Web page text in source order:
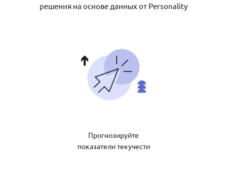
решения на основе данных от Personality
Прогнозируйте
показатели текучести